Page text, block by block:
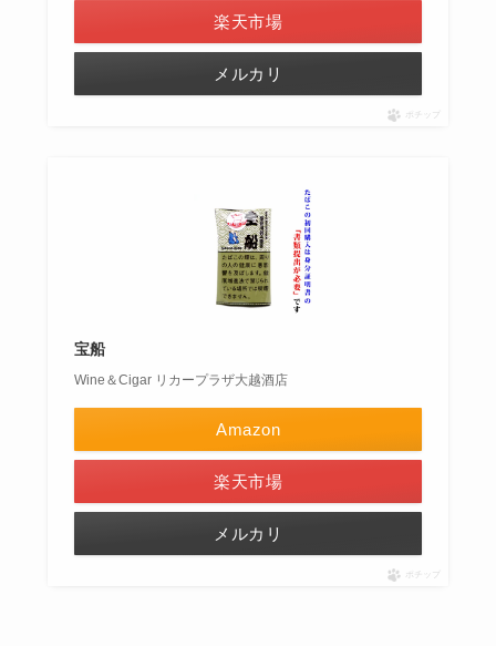
楽天市場
メルカリ
ポチップ
宝船
Wine＆Cigar リカープラザ大越酒店
Amazon
楽天市場
メルカリ
ポチップ